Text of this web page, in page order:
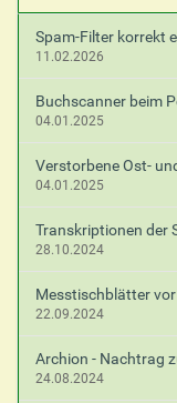
Spam-Filter korrekt
11.02.2026
Buchscanner beim
04.01.2025
Verstorbene Ost-
04.01.2025
Transkriptionen der
28.10.2024
Messtischblätter
22.09.2024
Archion - Nachtrag
24.08.2024